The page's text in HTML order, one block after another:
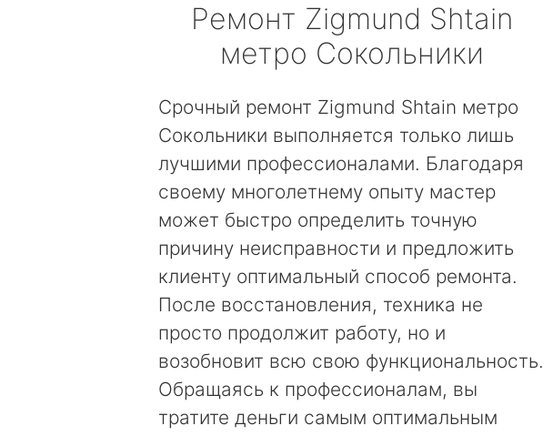
Ремонт Zigmund Shtain
метро Сокольники
Срочный ремонт Zigmund Shtain метро
Сокольники выполняется только лишь
лучшими профессионалами. Благодаря
своему многолетнему опыту мастер
может быстро определить точную
причину неисправности и предложить
клиенту оптимальный способ ремонта.
После восстановления, техника не
просто продолжит работу, но и
возобновит всю свою функциональность.
Обращаясь к профессионалам, вы
тратите деньги самым оптимальным